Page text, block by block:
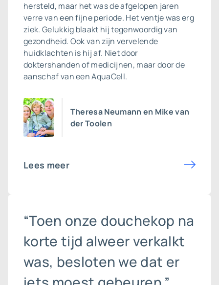
hersteld, maar het was de afgelopen jaren
verre van een fijne periode. Het ventje was erg
ziek. Gelukkig blaakt hij tegenwoordig van
gezondheid. Ook van zijn vervelende
huidklachten is hij af. Niet door
doktershanden of medicijnen, maar door de
aanschaf van een AquaCell.
Theresa Neumann en Mike van
der Toolen
Lees meer
“Toen onze douchekop na
korte tijd alweer verkalkt
was, besloten we dat er